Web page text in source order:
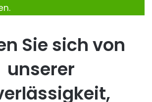
Sie sich von
unserer